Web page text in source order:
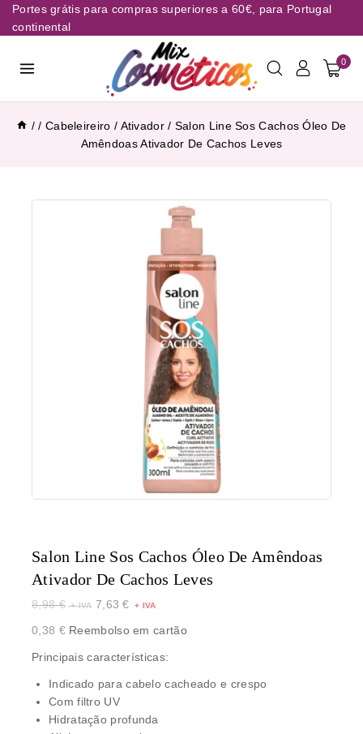
Portes grátis para compras superiores a 60€, para Portugal
continental
0
/ / Cabeleireiro / Ativador / Salon Line Sos Cachos Óleo De
Amêndoas Ativador De Cachos Leves
Salon Line Sos Cachos Óleo De Amêndoas
Ativador De Cachos Leves
8,98€ 7,63€
0,38 €Reembolso em cartão
Principais características:
Indicado para cabelo cacheado e crespo
Com filtro UV
Hidratação profunda